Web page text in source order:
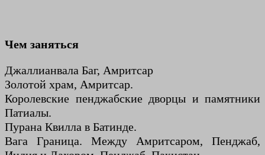
Чем заняться
Джаллианвала Баг, Амритсар
Золотой храм, Амритсар.
Королевские пенджабские дворцы и памятники
Патиалы.
Пурана Квилла в Батинде.
Вага Граница. Между Амритсаром, Пенджаб,